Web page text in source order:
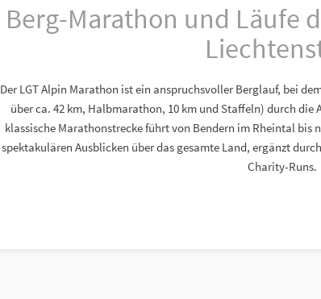
Berg-Marathon und Läufe
Der LGT Alpin Marathon ist ein anspruchsvoller Berglauf, bei
über ca. 42 km, Halbmarathon, 10 km und Staffeln) durch
klassische Marathonstrecke führt von Bendern im Rheintal bis
spektakulären Ausblicken über das gesamte Land, ergänzt
Charity-Runs.